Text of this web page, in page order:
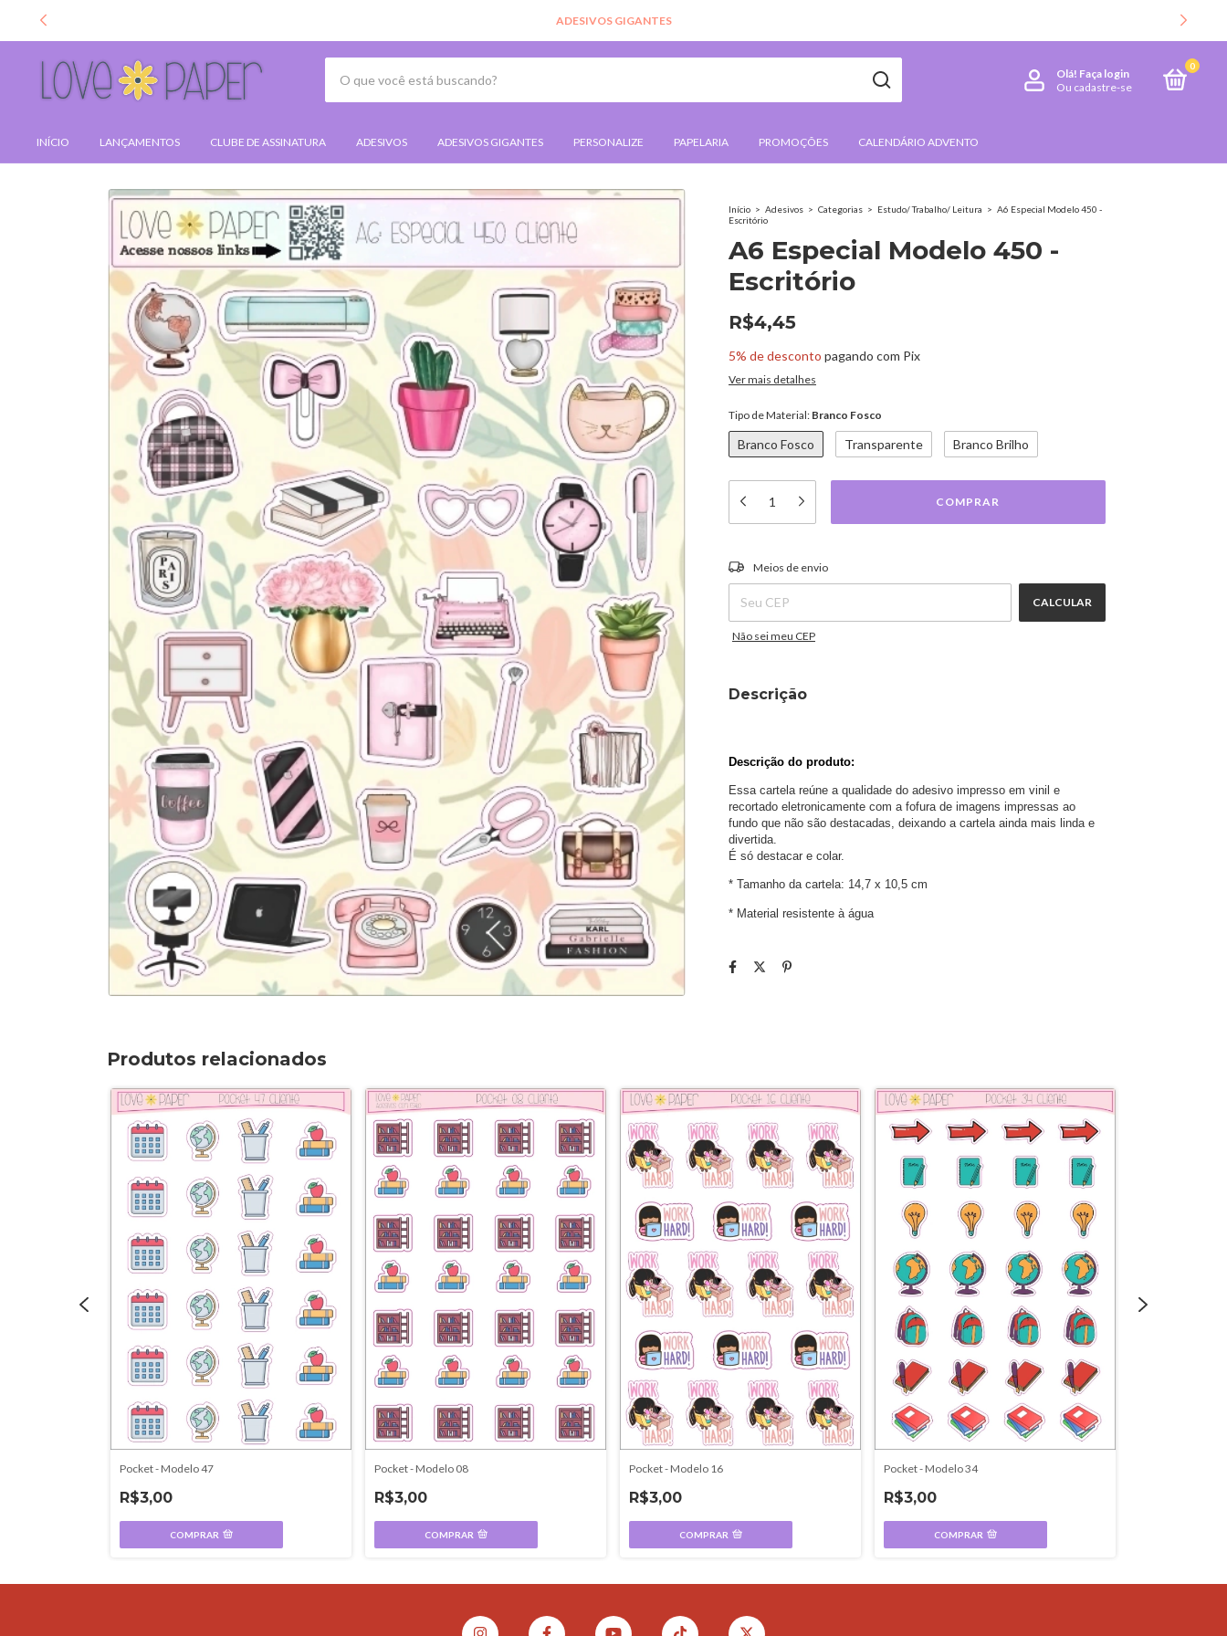
CLIQUE AQUI E CONFIRA AS
Olá! Faça login
Ou cadastre-se
0
INÍCIO LANÇAMENTOS CLUBE DE ASSINATURA ADESIVOS ADESIVOS GIGANTES PERSONALIZE PAPELARIA PROMOÇÕES CALENDÁRIO ADVENTO
Início > Adesivos > Categorias > Estudo/ Trabalho/ Leitura > A6 Especial Modelo 450 -
Escritório
A6 Especial Modelo 450 -
Escritório
R$4,45
5% de desconto pagando com Pix
Ver mais detalhes
Tipo de Material: Branco Fosco
Branco Fosco Transparente Branco Brilho
Entregas para o CEP:
Meios de envio
CALCULAR
Não sei meu CEP
Descrição
Descrição do produto:
Essa cartela reúne a qualidade do adesivo impresso em vinil e
recortado eletronicamente com a fofura de imagens impressas ao
fundo que não são destacadas, deixando a cartela ainda mais linda e
divertida.
É só destacar e colar.
* Tamanho da cartela: 14,7 x 10,5 cm
* Material resistente à água
Produtos relacionados
Pocket - Modelo 47
R$3,00
COMPRAR
Pocket - Modelo 08
R$3,00
COMPRAR
Pocket - Modelo 16
R$3,00
COMPRAR
Pocket - Modelo 34
R$3,00
COMPRAR